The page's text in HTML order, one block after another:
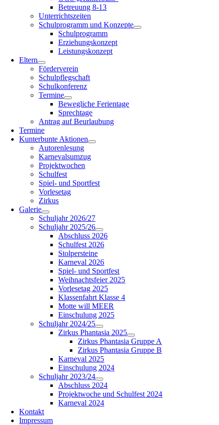
Betreuung 8-13
Unterrichtszeiten
Schulprogramm und Konzepte
Schulprogramm
Erziehungskonzept
Leistungskonzept
Eltern
Förderverein
Schulpflegschaft
Schulkonferenz
Termine
Bewegliche Ferientage
Sprechtage
Antrag auf Beurlaubung
Termine
Kunterbunte Aktionen
Autorenlesung
Karnevalsumzug
Projektwochen
Schulfest
Spiel- und Sportfest
Vorlesetag
Zirkus
Galerie
Schuljahr 2026/27
Schuljahr 2025/26
Abschluss 2026
Schulfest 2026
Stolpersteine
Karneval 2026
Spiel- und Sportfest
Weihnachtsfeier 2025
Vorlesetag 2025
Klassenfahrt Klasse 4
Motte will MEER
Einschulung 2025
Schuljahr 2024/25
Zirkus Phantasia 2025
Zirkus Phantasia Gruppe A
Zirkus Phantasia Gruppe B
Karneval 2025
Einschulung 2024
Schuljahr 2023/24
Abschluss 2024
Projektwoche und Schulfest 2024
Karneval 2024
Kontakt
Impressum